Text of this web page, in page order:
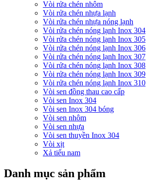
Vòi rửa chén nhôm
Vòi rửa chén nhựa lạnh
Vòi rửa chén nhựa nóng lạnh
Vòi rửa chén nóng lạnh Inox 304
Vòi rửa chén nóng lạnh Inox 305
Vòi rửa chén nóng lạnh Inox 306
Vòi rửa chén nóng lạnh Inox 307
Vòi rửa chén nóng lạnh Inox 308
Vòi rửa chén nóng lạnh Inox 309
Vòi rửa chén nóng lạnh Inox 310
Vòi sen đồng thau cao cấp
Vòi sen Inox 304
Vòi sen Inox 304 bóng
Vòi sen nhôm
Vòi sen nhựa
Vòi sen thuyền Inox 304
Vòi xịt
Xả tiểu nam
Danh mục sản phẩm